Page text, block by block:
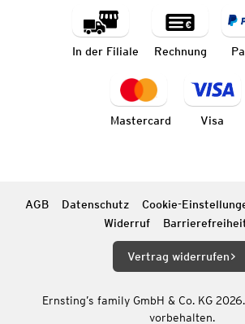
In der Filiale Rechnung
Mastercard Visa
AGB Datenschutz Cookie-
Widerruf
Vertrag widerrufen
Ernsting’s family GmbH & Co. KG
vorbehalten.